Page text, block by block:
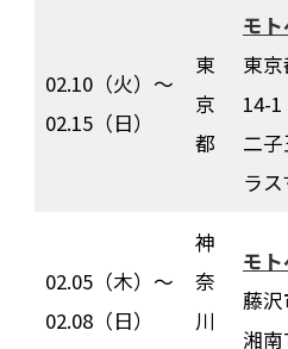
02.10（火）～
02.15（日）
東
京
都
モ
東
14-1
二
ラ
02.05（木）～
02.08（日）
神
奈
川
モ
藤
湘